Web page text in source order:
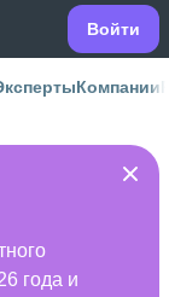
Войти
Компании
года и